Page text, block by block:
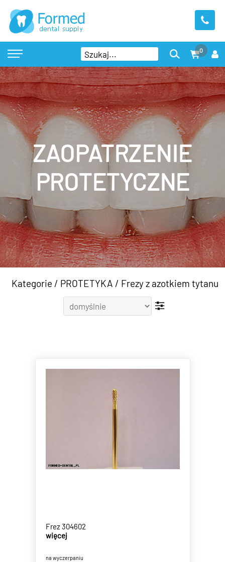
0
ZAOPATRZENIE
PROTETYCZNE
Kategorie / PROTETYKA / Frezy z azotkiem tytanu
Frez 304602
więcej
na wyczerpaniu